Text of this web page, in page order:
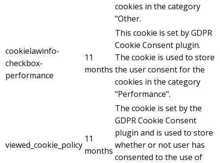
cookies in the category
"Other.
cookielawinfo-
checkbox-
performance
11
months
This cookie is set by GDPR
Cookie Consent plugin.
The cookie is used to store
the user consent for the
cookies in the category
"Performance".
viewed_cookie_policy
11
months
The cookie is set by the
GDPR Cookie Consent
plugin and is used to store
whether or not user has
consented to the use of